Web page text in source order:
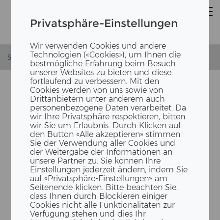
Privatsphäre-Einstellungen
Wir verwenden Cookies und andere
Technologien («Cookies»), um Ihnen die
bestmögliche Erfahrung beim Besuch
unserer Websites zu bieten und diese
fortlaufend zu verbessern. Mit den
Cookies werden von uns sowie von
Drittanbietern unter anderem auch
personenbezogene Daten verarbeitet. Da
wir Ihre Privatsphäre respektieren, bitten
wir Sie um Erlaubnis. Durch Klicken auf
den Button «Alle akzeptieren» stimmen
Sie der Verwendung aller Cookies und
der Weitergabe der Informationen an
unsere Partner zu. Sie können Ihre
Einstellungen jederzeit ändern, indem Sie
auf «Privatsphäre-Einstellungen» am
Seitenende klicken. Bitte beachten Sie,
dass Ihnen durch Blockieren einiger
Cookies nicht alle Funktionalitäten zur
Verfügung stehen und dies Ihr
Startseite News Schulbau Köln 2022
HOLZ­MO­DU­LE FÜR DIE BIL­
DUNG - SCHUL­BAU MESSE
KÖLN